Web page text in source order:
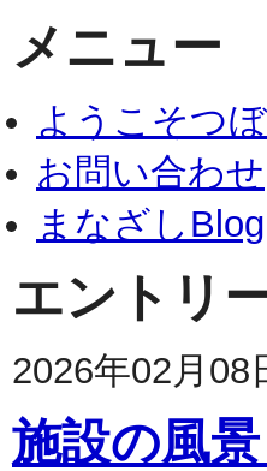
メニュー
ようこそつ
お問い合わせ
まなざしBlog
エントリ
2026年02月
施設の風